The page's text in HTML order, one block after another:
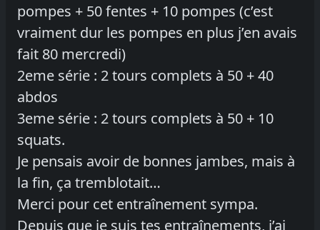
pompes + 50 fentes + 10 pompes (c’est
vraiment dur les pompes en plus j’en avais
fait 80 mercredi)
2eme série : 2 tours complets à 50 + 40
abdos
3eme série : 2 tours complets à 50 + 10
squats.
Je pensais avoir de bonnes jambes, mais à
la fin, ça tremblotait…
Merci pour cet entraînement sympa.
Depuis que je suis tes entraînements, j’ai